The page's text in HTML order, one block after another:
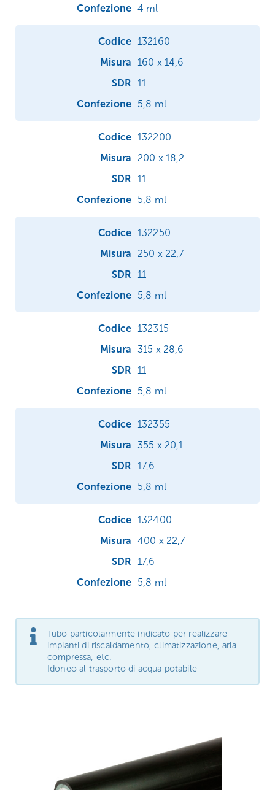
4 ml
132160
160 x 14,6
11
5,8 ml
132200
200 x 18,2
11
5,8 ml
132250
250 x 22,7
11
5,8 ml
132315
315 x 28,6
11
5,8 ml
132355
355 x 20,1
17,6
5,8 ml
132400
400 x 22,7
17,6
5,8 ml
Tubo particolarmente indicato per realizzare
impianti di riscaldamento, climatizzazione, aria
compressa, etc.
Idoneo al trasporto di acqua potabile